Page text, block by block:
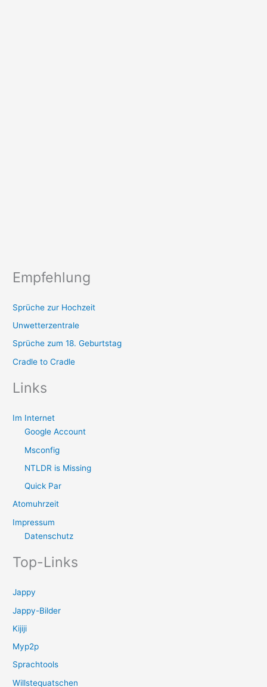
Empfehlung
Sprüche zur Hochzeit
Unwetterzentrale
Sprüche zum 18. Geburtstag
Cradle to Cradle
Links
Im Internet
Google Account
Msconfig
NTLDR is Missing
Quick Par
Atomuhrzeit
Impressum
Datenschutz
Top-Links
Jappy
Jappy-Bilder
Kijiji
Myp2p
Sprachtools
Willstequatschen